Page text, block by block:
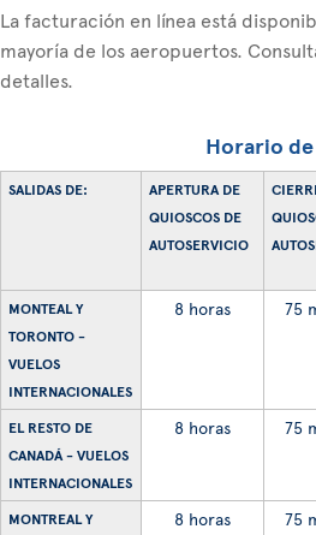
La facturación en línea está
mayoría de los aeropuertos.
detalles.
Horario
SALIDAS DE:
APERTURA DE
QUIOSCOS DE
AUTOSERVICIO
MONTEAL Y
TORONTO -
VUELOS
INTERNACIONALES
8 horas 75
EL RESTO DE
CANADÁ - VUELOS
INTERNACIONALES
8 horas 75
MONTREAL Y
8 horas 75